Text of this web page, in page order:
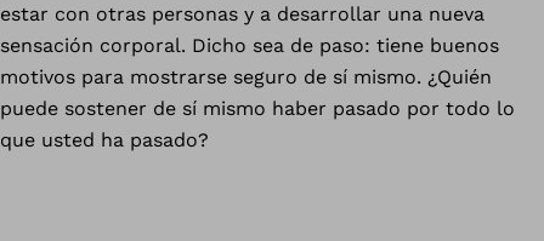
estar con otras personas y a desarrollar una nueva
sensación corporal. Dicho sea de paso: tiene buenos
motivos para mostrarse seguro de sí mismo. ¿Quién
puede sostener de sí mismo haber pasado por todo lo
que usted ha pasado?